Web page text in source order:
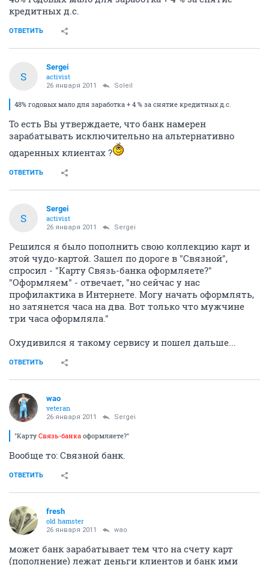
непонятно, где же здесь нас кидают
Или, другими
словами, как именно банк собирается зарабатывать
на этом продукте?
ОТВЕТИТЬ
Soleil
26 января 2011 Sergei
48% годовых мало для заработка + 4 % за снятие
кредитных д.с.
ОТВЕТИТЬ
Sergei
26 января 2011
48% годовых мало для заработка + 4 % за снятие кредитных д.с.
То есть Вы утверждаете, что банк намерен
зарабатывать исключительно на альтернативно
одаренных клиентах ?
ОТВЕТИТЬ
S
activist
Решился я было пополнить свою коллекцию карт и
этой чудо-картой. Зашел по дороге в "Связной",
спросил - "Карту Связь-банка оформляете?"
"Оформляем" - отвечает, "но сейчас у нас
профилактика в Интернете. Могу начать оформлять,
но затянется часа на два. Вот только что мужчине
три часа оформляла."
wao
veteran
"КартуСвязь-банкаоформляете?"